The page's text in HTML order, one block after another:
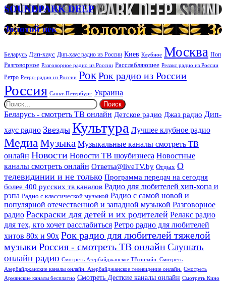
организации
ритуальных
SOUNDPARK
DEEP
SOUNDPARK DEEP
Золотой
век
Золотой век
Беларусь Дип-хаус Дип-хаус радио из России Киев Клубное Москва Поп
Разговорное Разговорное радио из России Расслабляющее Релакс радио из России
Ретро Ретро-радио из России РокРок радио из России
Россия Санкт-Петербург Украина
Найти:
Беларусь - смотреть ТВ онлайн Детское радио Джаз радио Дип-
хаус радио Звезды Культура Лучшее клубное радио
Медиа Музыка Музыкальные каналы смотреть ТВ
онлайн Новости Новости ТВ шоубизнеса Новостные
каналы смотреть онлайн Ответы@liveTV.by Отдых О
телевидинии и не только Программа передач на сегодня
более 400 русских тв каналов Радио для любителей хип-хопа и
рэпа Радио с классической музыкой Радио с самой новой и
популярной отечественной и западной музыкой Разговорное
радио Раскраски для детей и их родителей Релакс радио
для тех, кто хочет расслабиться Ретро радио для любителей
хитов 80х и 90х Рок радио для любителей тяжелой
музыкиРоссия - смотреть ТВ онлайнСлушать
онлайн радио Смотреть Азербайджанское ТВ онлайн. Смотреть
Азербайджанские каналы онлайн. Азербайджанское телевидение онлайн.
Смотреть
Армянские каналы бесплатно Смотреть Десткие каналы онлайн Смотреть Кино